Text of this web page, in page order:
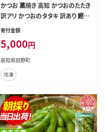
かつお 藁焼き 高知 かつおのたたき
訳アリ かつおのタタキ 訳あり 鰹の
たたき 高知 400g 冷凍 タレ おろし
本場 たたき かつお カツオのタタキ
カツオ 藁焼き 高知 規格外 不揃い
傷 人気 海鮮 【四国一小さなまち】≪
ヤマシン≫
寄付金額
5,000円
高知県田野町
冷凍